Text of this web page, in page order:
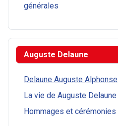
générales
Auguste Delaune
Delaune Auguste Alphonse
La vie de Auguste Delaune
Hommages et cérémonies